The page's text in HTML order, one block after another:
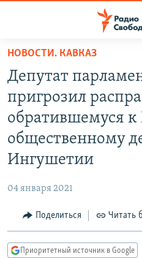
упрощенного
доступа
основному
содержанию
Вернутся
главной
навигации
Вернутся
поиску
ПОДКАСТЫ
АВТОРСКИЕ ПРОЕКТЫ
ЦИТАТЫ СВОБОДЫ
МНЕНИЯ
IDEL.РЕАЛИИ
КАВКАЗ.РЕАЛИИ
СЕВЕР.РЕАЛИИ
НОВОСТИ. КАВКАЗ
Депутат
пригрозил
обратившемуся
общественному
Ингушетии
04 января 2021
Поделиться Читать
Приоритетный источник в Google